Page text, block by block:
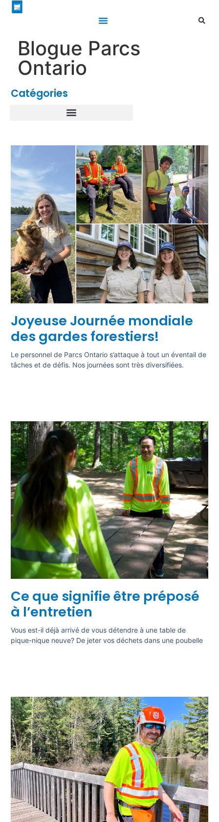
Blogue Parcs
Ontario
Catégories
Joyeuse Journée mondiale
des gardes forestiers!
Le personnel de Parcs Ontario s’attaque à tout un éventail de
tâches et de défis. Nos journées sont très diversifiées.
Ce que signifie être préposé
à l’entretien
Vous est-il déjà arrivé de vous détendre à une table de
pique-nique neuve? De jeter vos déchets dans une poubelle